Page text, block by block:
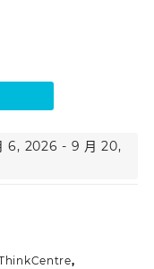
2026 - 9 月 20,
,